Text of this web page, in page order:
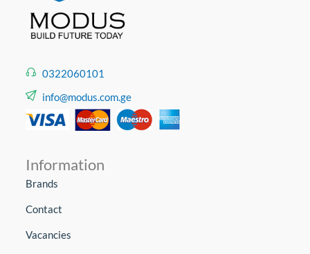
ამავდროულად ის უზრუნველყოფს ხმაურის
იზოლაციას შენობაში.ჩვენს კატეგორიაში ასევე
ჭერს
შეკიდული ჭერის ინსტალაციისთვის.
0322060101
info@modus.com.ge
Information
Brands
Contact
Vacancies